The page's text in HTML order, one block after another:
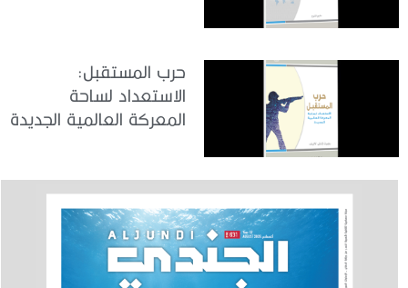
حرب المستقبل:
الاستعداد لساحة
المعركة العالمية الجديدة